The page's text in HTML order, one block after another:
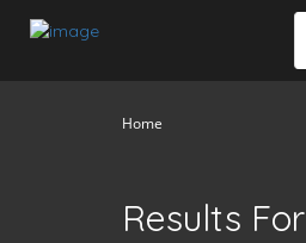
Home
Results For